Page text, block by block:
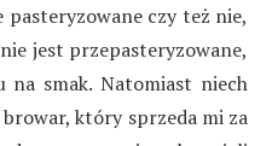
pasteryzowane czy też nie,
jest przepasteryzowane,
na smak. Natomiast niech
który sprzeda mi za